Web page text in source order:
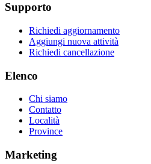
Supporto
Richiedi aggiornamento
Aggiungi nuova attività
Richiedi cancellazione
Elenco
Chi siamo
Contatto
Località
Province
Marketing